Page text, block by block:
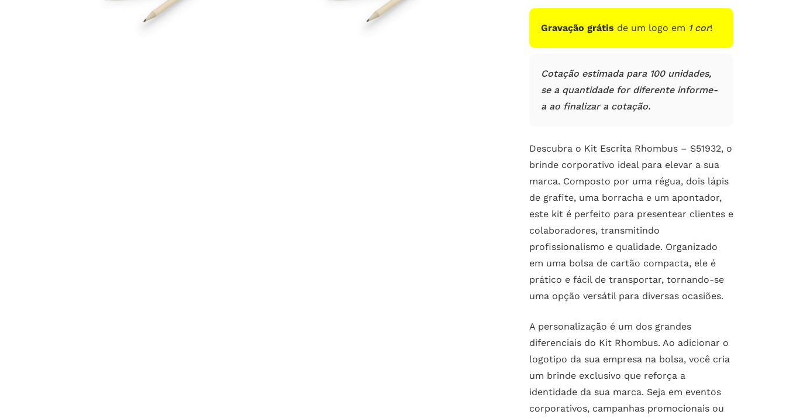
clientes
Gravação grátis de um logo em 1 cor!
Cotação estimada para 100 unidades,
se a quantidade for diferente informe-
a ao finalizar a cotação.
Descubra o Kit Escrita Rhombus – S51932, o
brinde corporativo ideal para elevar a sua
marca. Composto por uma régua, dois lápis
de grafite, uma borracha e um apontador,
este kit é perfeito para presentear clientes e
colaboradores, transmitindo
profissionalismo e qualidade. Organizado
em uma bolsa de cartão compacta, ele é
prático e fácil de transportar, tornando-se
uma opção versátil para diversas ocasiões.
A personalização é um dos grandes
diferenciais do Kit Rhombus. Ao adicionar o
logotipo da sua empresa na bolsa, você cria
um brinde exclusivo que reforça a
identidade da sua marca. Seja em eventos
corporativos, campanhas promocionais ou